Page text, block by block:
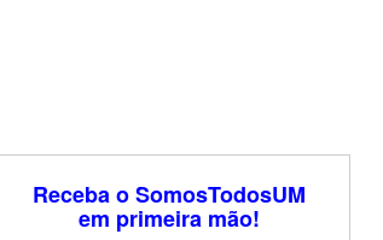
Receba o SomosTodosUM
em primeira mão!